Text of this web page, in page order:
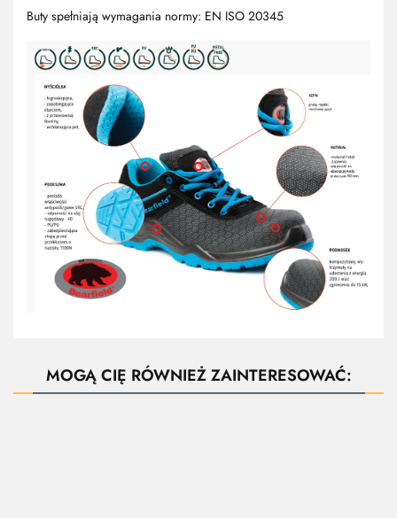
Buty spełniają wymagania normy: EN ISO 20345
MOGĄ CIĘ RÓWNIEŻ ZAINTERESOWAĆ: